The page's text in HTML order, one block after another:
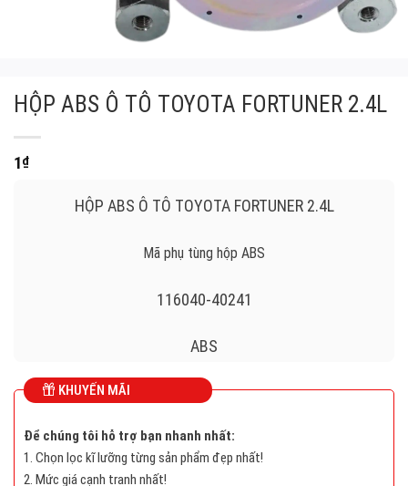
HỘP ABS Ô TÔ TOYOTA FORTUNER 2.4L
1₫
HỘP ABS Ô TÔ TOYOTA FORTUNER 2.4L
Mã phụ tùng hộp ABS
116040-40241
ABS
TOYOTA FORTUNER 2.4L
8954171470, 89541-71470
KHUYẾN MÃI
Để chúng tôi hỗ trợ bạn nhanh nhất:
1. Chọn lọc kĩ lưỡng từng sản phẩm đẹp nhất!
2. Mức giá cạnh tranh nhất!